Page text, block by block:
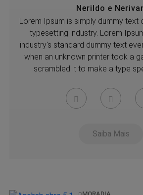
Nerildo e
Lorem Ipsum is simply dummy text
typesetting industry. Lorem
industry's standard dummy text
when an unknown printer took a
scrambled it to make a type
Saiba Mais